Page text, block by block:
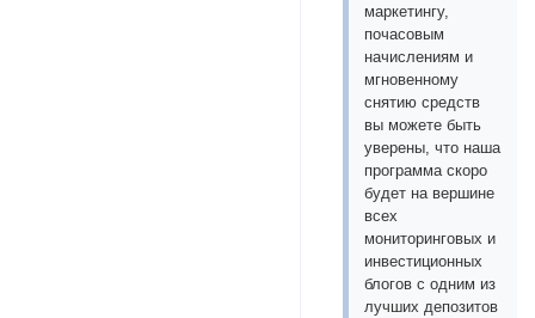
маркетингу,
почасовым
начислениям и
мгновенному
снятию средств
вы можете быть
уверены, что наша
программа скоро
будет на вершине
всех
мониторинговых и
инвестиционных
блогов с одним из
лучших депозитов